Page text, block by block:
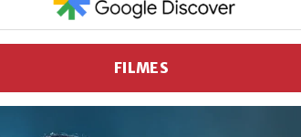
FILMES